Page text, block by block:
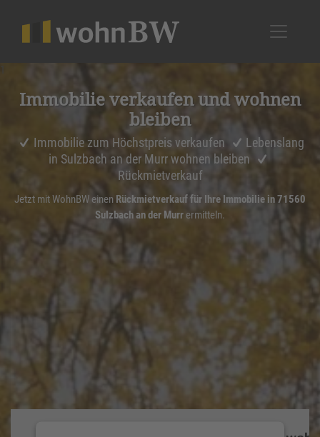
Immobilie verkaufen und wohnen
bleiben
Immobilie zum Höchstpreis verkaufen
Lebenslang
in Sulzbach an der Murr wohnen bleiben
Rückmietverkauf
Jetzt mit WohnBW einen Rückmietverkauf für Ihre Immobilie in 71560
Sulzbach an der Murr ermitteln.